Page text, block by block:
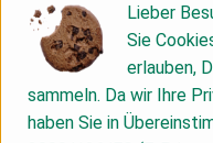
Anthocyane in der
antioxidativen und
verantwortlich.
Lieber
Sie
erlauben,
sammeln. Da wir Ihre
haben Sie in